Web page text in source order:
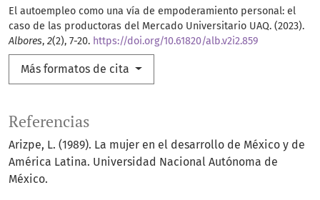
El autoempleo como una vía de empoderamiento personal: el
caso de las productoras del Mercado Universitario UAQ. (2023).
Albores, 2(2), 7-20. https://doi.org/10.61820/alb.v2i2.859
Más formatos de cita
Referencias
Arizpe, L. (1989). La mujer en el desarrollo de México y de
América Latina. Universidad Nacional Autónoma de
México.